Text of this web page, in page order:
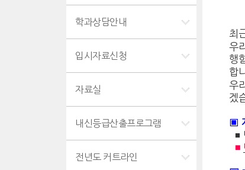
학과상담안내
입시자료신청
자료실
내신등급산출프로그램
전년도 커트라인
최
우
행
합
우
겠
▣
◾
◾